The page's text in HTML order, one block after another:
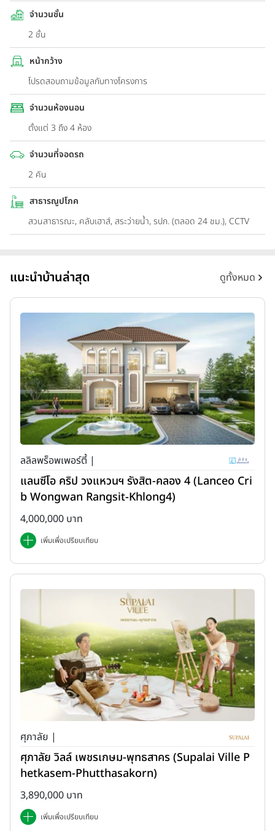
จำนวนชั้น
2 ชั้น
หน้ากว้าง
โปรดสอบถามข้อมูลกับทางโครงการ
จำนวนห้องนอน
ตั้งแต่ 3 ถึง 4 ห้อง
จำนวนที่จอดรถ
2 คัน
สาธารณูปโภค
สวนสาธารณะ, คลับเฮาส์, สระว่ายน้ำ, รปภ. (ตลอด 24 ชม.), CCTV
แนะนำบ้านล่าสุด ดูทั้งหมด
ลลิลพร็อพเพอร์ตี้ |
แลนซีโอ คริป วงแหวนฯ รังสิต-คลอง 4 (Lanceo Cri
b Wongwan Rangsit-Khlong4)
4,000,000 บาท
เพิ่มเพื่อเปรียบเทียบ
ศุภาลัย |
ศุภาลัย วิลล์ เพชรเกษม-พุทธสาคร (Supalai Ville P
hetkasem-Phutthasakorn)
3,890,000 บาท
เพิ่มเพื่อเปรียบเทียบ